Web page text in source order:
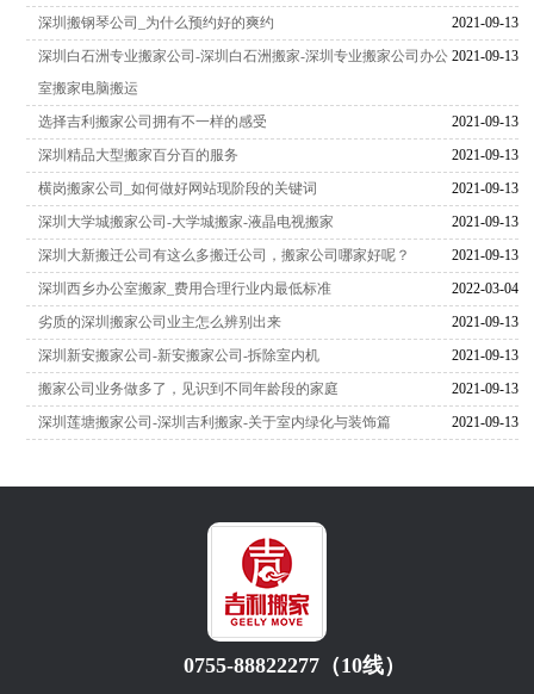
2021-09-13
深圳搬钢琴公司_为什么预约好的爽约
2021-09-13
深圳白石洲专业搬家公司-深圳白石洲搬家-深圳专业搬家公司办公
室搬家电脑搬运
2021-09-13
选择吉利搬家公司拥有不一样的感受
2021-09-13
深圳精品大型搬家百分百的服务
2021-09-13
横岗搬家公司_如何做好网站现阶段的关键词
2021-09-13
深圳大学城搬家公司-大学城搬家-液晶电视搬家
2021-09-13
深圳大新搬迁公司有这么多搬迁公司，搬家公司哪家好呢？
2022-03-04
深圳西乡办公室搬家_费用合理行业内最低标准
2021-09-13
劣质的深圳搬家公司业主怎么辨别出来
2021-09-13
深圳新安搬家公司-新安搬家公司-拆除室内机
2021-09-13
搬家公司业务做多了，见识到不同年龄段的家庭
2021-09-13
深圳莲塘搬家公司-深圳吉利搬家-关于室内绿化与装饰篇
0755-88822277（10线）